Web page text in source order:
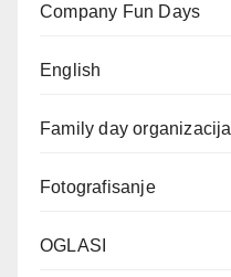
Company Fun Days
English
Family day organizacija
Fotografisanje
OGLASI